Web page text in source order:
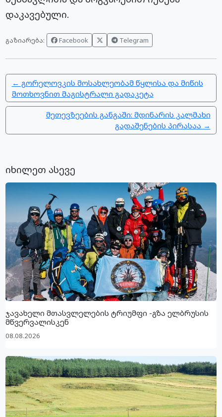
დაკავებული.
გაზიარება: Facebook Telegram
← გორელოვკის მოსახლეობამ წყლისა და მიწის
მოთხოვნით მაგისტრალი გადაკეტა
მეთევზეების განგაში: მდინარის კალმახი
გადაშენების პირასაა →
იხილეთ ასევე
ჯავახელი მთასვლელების ტრიუმფი -გზა ელბრუსის
მწვერვალისკენ
08.08.2026